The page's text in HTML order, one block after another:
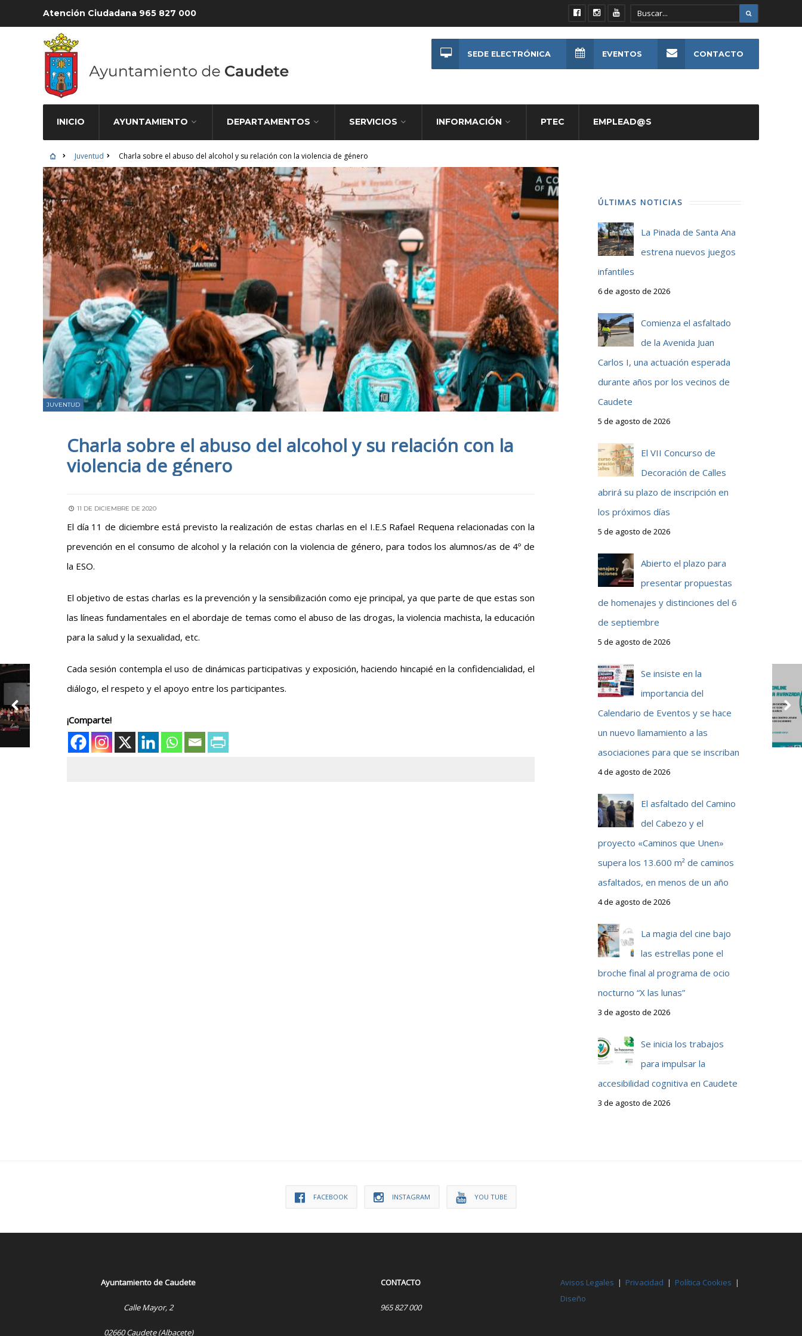
Atención Ciudadana 965 827 000
INICIO AYUNTAMIENTO DEPARTAMENTOS SERVICIOS INFORMACIÓN PTEC EMPLEAD@S
SEDE ELECTRÓNICA EVENTOS CONTACTO
Juventud Charla sobre el abuso del alcohol y su relación con la violencia de género
JUVENTUD
Charla sobre el abuso del alcohol y su relación con la
violencia de género
11 DE DICIEMBRE DE 2020
El día 11 de diciembre está previsto la realización de estas charlas en el I.E.S Rafael Requena relacionadas con la
prevención en el consumo de alcohol y la relación con la violencia de género, para todos los alumnos/as de 4º de
la ESO.
El objetivo de estas charlas es la prevención y la sensibilización como eje principal, ya que parte de que estas son
las líneas fundamentales en el abordaje de temas como el abuso de las drogas, la violencia machista, la educación
para la salud y la sexualidad, etc.
Cada sesión contempla el uso de dinámicas participativas y exposición, haciendo hincapié en la confidencialidad, el
diálogo, el respeto y el apoyo entre los participantes.
¡Comparte!
ÚLTIMAS NOTICIAS
La Pinada de Santa Ana
estrena nuevos juegos
infantiles
6 de agosto de 2026
Comienza el asfaltado
de la Avenida Juan
Carlos I, una actuación esperada
durante años por los vecinos de
Caudete
5 de agosto de 2026
El VII Concurso de
Decoración de Calles
abrirá su plazo de inscripción en
los próximos días
5 de agosto de 2026
Abierto el plazo para
presentar propuestas
de homenajes y distinciones del 6
de septiembre
5 de agosto de 2026
Se insiste en la
importancia del
Calendario de Eventos y se hace
un nuevo llamamiento a las
asociaciones para que se inscriban
4 de agosto de 2026
El asfaltado del Camino
del Cabezo y el
proyecto «Caminos que Unen»
supera los 13.600 m² de caminos
asfaltados, en menos de un año
4 de agosto de 2026
La magia del cine bajo
las estrellas pone el
broche final al programa de ocio
nocturno “X las lunas”
3 de agosto de 2026
Se inicia los trabajos
para impulsar la
accesibilidad cognitiva en Caudete
3 de agosto de 2026
FACEBOOK INSTAGRAM YOU TUBE
Ayuntamiento de Caudete
Calle Mayor, 2
02660 Caudete (Albacete)
CONTACTO
965 827 000
Avisos Legales | Privacidad | Política Cookies |
Diseño